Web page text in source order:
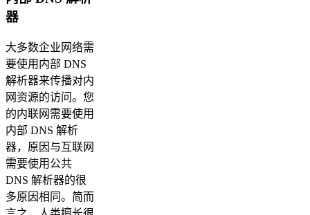
器
大多数企业网络需
要使用内部 DNS
解析器来传播对内
网资源的访问。您
的内联网需要使用
内部 DNS 解析
器，原因与互联网
需要使用公共
DNS 解析器的很
多原因相同。简而